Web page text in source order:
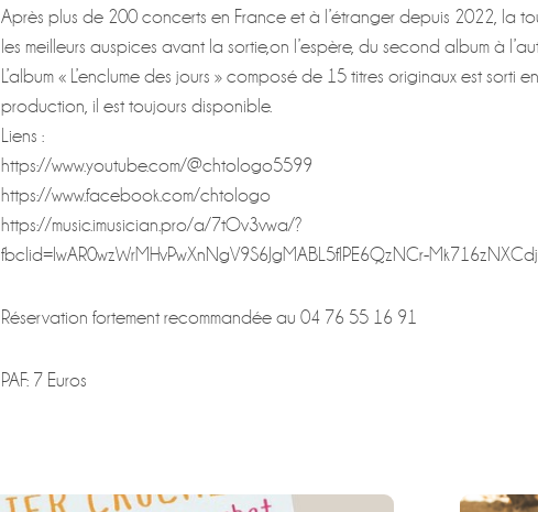
Après plus de 200 concerts en France et à l’étranger depuis 2022, la
les meilleurs auspices avant la sortie,on l’espère, du second album à
L’album « L’enclume des jours » composé de 15 titres originaux est sorti
production, il est toujours disponible.
Liens :
https://www.youtube.com/@chtologo5599
https://www.facebook.com/chtologo
https://music.imusician.pro/a/7tOv3vwa/?
fbclid=IwAR0wzWrMHvPwXnNgV9S6JgMABL5flPE6QzNCr-
Réservation fortement recommandée au 04 76 55 16 91
PAF: 7 Euros